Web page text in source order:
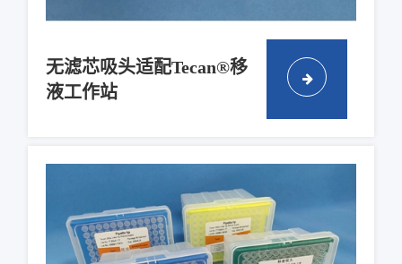
无滤芯吸头适配Tecan®移
液工作站